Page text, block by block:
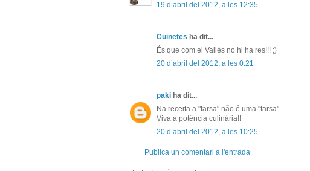
19 d’abril del 2012, a les 12:35
Cuinetes ha dit...
És que com el Vallès no hi ha res!!! ;)
20 d’abril del 2012, a les 0:21
paki ha dit...
Na receita a "farsa" não é uma "farsa".
Viva a potência culinária!!
20 d’abril del 2012, a les 10:25
Publica un comentari a l'entrada